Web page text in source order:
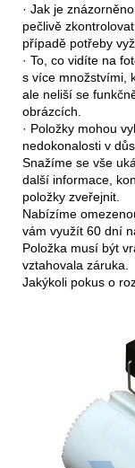
· Jak je
pečlivě
případě potřeby
· To, co vidíte na
s více množstvími,
ale neliší se
obrázcích.
· Položky mohou
nedokonalosti v
Snažíme se vše
další informace,
položky zveřejnit.
Nabízíme
vám využít 60 dní
Položka musí být
vztahovala záruka.
Jakýkoli pokus o